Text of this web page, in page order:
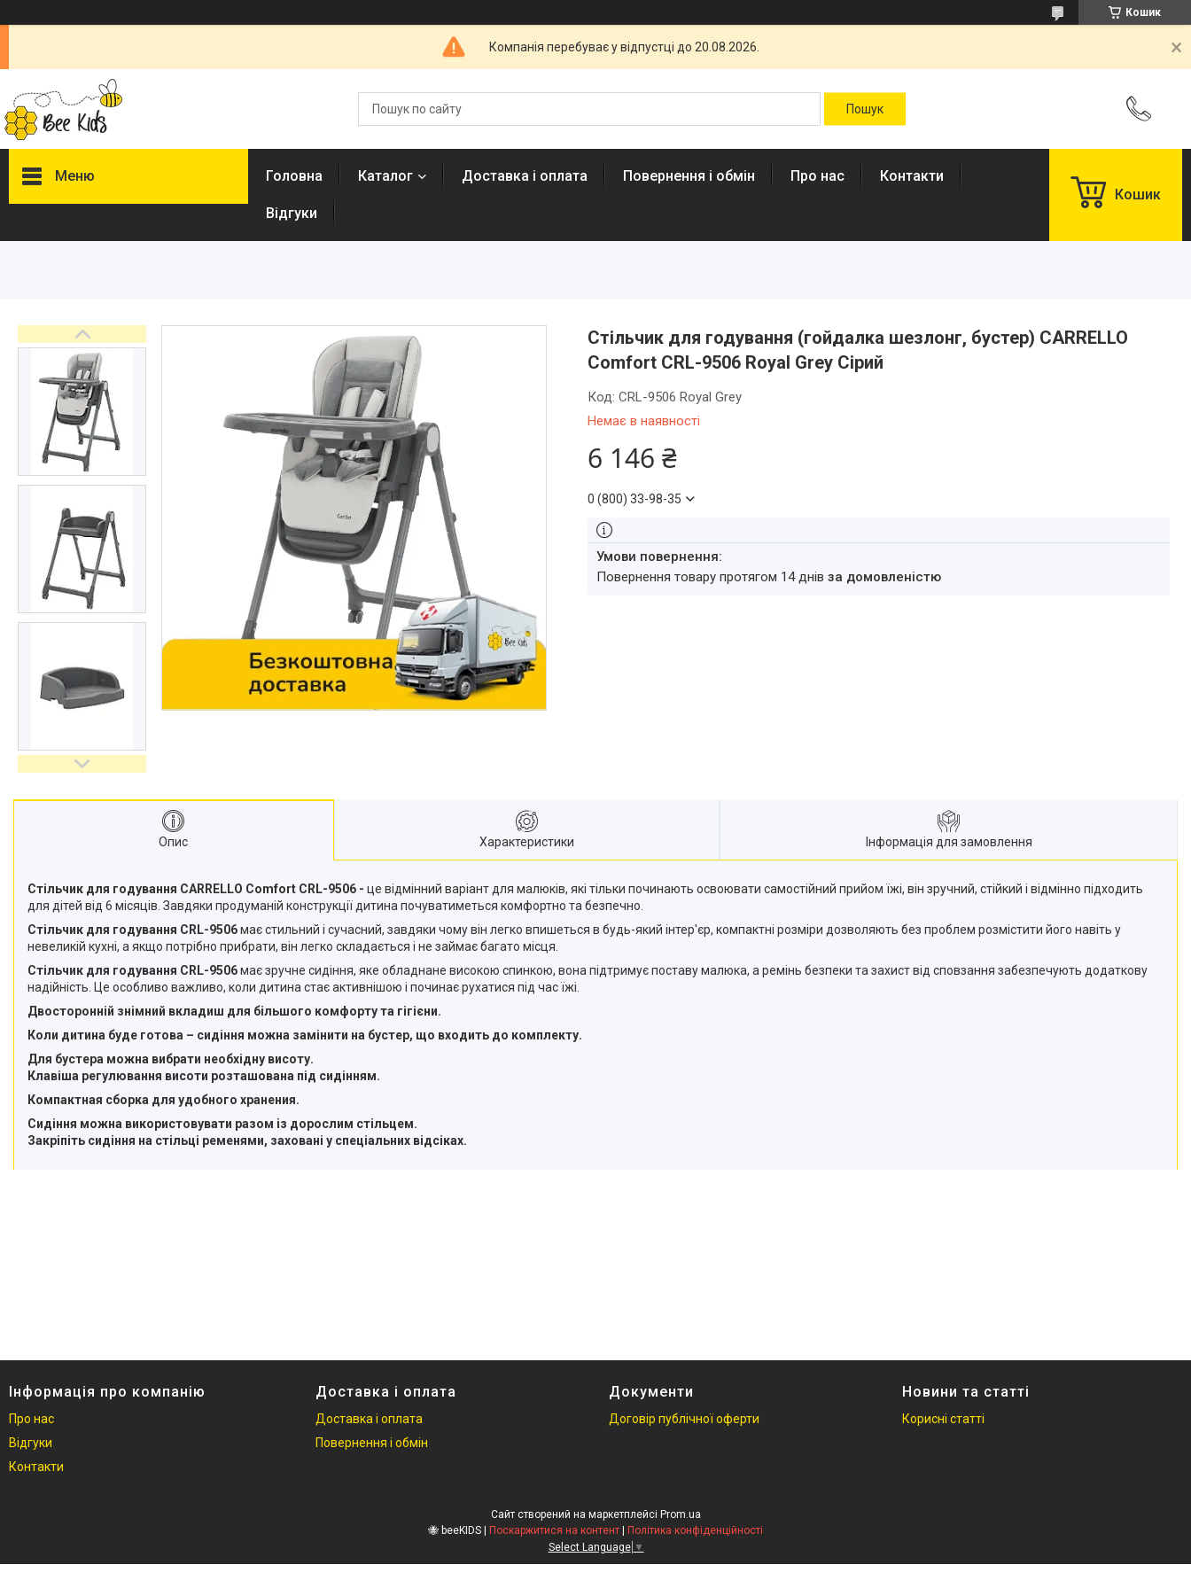
Кошик
Компанія перебуває у відпустці до 20.08.2026.
Меню
Документи
Відгуки
Контакти
Головна Каталог Доставка і оплата Повернення і обмін Про нас Контакти
Відгуки
Кошик
Стільчик для годування (гойдалка шезлонг, бустер) CARRELLO
Comfort CRL-9506 Royal Grey Сірий
Немає в наявності
Код: CRL-9506 Royal Grey
6 146 ₴
0 (800) 33-98-35
повернення товару протягом 14 днів за домовленістю
Опис Характеристики Інформація для замовлення
Стільчик для годування CARRELLO Comfort CRL-9506 - це відмінний варіант для малюків, які тільки починають освоювати самостійний прийом їжі, він зручний, стійкий і відмінно підходить
для дітей від 6 місяців. Завдяки продуманій конструкції дитина почуватиметься комфортно та безпечно.
Стільчик для годування CRL-9506має стильний і сучасний, завдяки чому він легко впишеться в будь-який інтер'єр, компактні розміри дозволяють без проблем розмістити його навіть у
невеликій кухні, а якщо потрібно прибрати, він легко складається і не займає багато місця.
Стільчик для годування CRL-9506має зручне сидіння, яке обладнане високою спинкою, вона підтримує поставу малюка, а ремінь безпеки та захист від сповзання забезпечують додаткову
надійність. Це особливо важливо, коли дитина стає активнішою і починає рухатися під час їжі.
Двосторонній знімний вкладиш для більшого комфорту та гігієни.
Коли дитина буде готова – сидіння можна замінити на бустер, що входить до комплекту.
Для бустера можна вибрати необхідну висоту.
Клавіша регулювання висоти розташована під сидінням.
Компактная сборка для удобного хранения.
Сидіння можна використовувати разом із дорослим стільцем.
Закріпіть сидіння на стільці ременями, заховані у спеціальних відсіках.
Інформація про компанію
Про нас
Відгуки
Контакти
Доставка і оплата
Доставка і оплата
Повернення і обмін
Документи
Договір публічної оферти
Новини та статті
Корисні статті
Сайт створений на маркетплейсі Prom.ua
Поскаржитися на контент
Політика конфіденційності
Select Language ▼